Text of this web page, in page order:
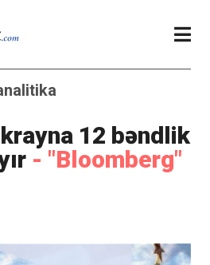
12 bəndlik
- "Bloomberg"